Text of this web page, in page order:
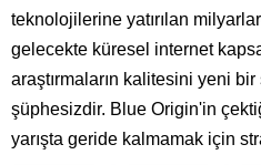
teknolojilerine yatırılan
gelecekte küresel internet
araştırmaların kalitesini yeni bir
şüphesizdir. Blue Origin'in
yarışta geride kalmamak için